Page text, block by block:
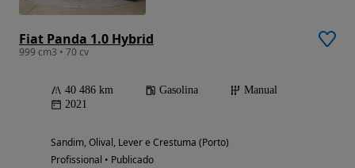
Fiat Panda 1.0 Hybrid
999 cm3 • 70 cv
40 486 km Gasolina
Manual
2021
Sandim, Olival, Lever e Crestuma (Porto)
Profissional • Publicado